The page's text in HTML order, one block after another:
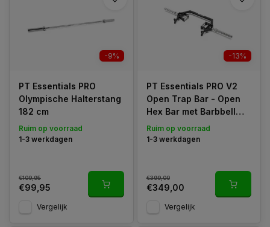
Olympische halterstangen zijn gemaakt van hoogwaardig staal
zeer zware gewichten
dragen. Ze zijn ontworpen
voor intensieve training en competitie, wat betekent dat ze
ook veel kracht kunnen weerstaan zonder te buigen of te
Gebruik in gewichtheffen en powerlifting
De Olympische halterstang wordt gebruikt in twee disciplines:
clean and jerk) en
(waarbij de nadruk ligt op de
squat, bench press en deadlift).
-9%
PT Essentials PRO
Olympische Halterstang
182 cm
Ruim op voorraad
1-3 werkdagen
€109,95
€99,95
Vergelijk
-13%
PT Essentials PRO V2
Open Trap Bar - Open
Hex Bar met Barbbell
Jack
Ruim op voorraad
1-3 werkdagen
€399,00
€349,00
Vergelijk